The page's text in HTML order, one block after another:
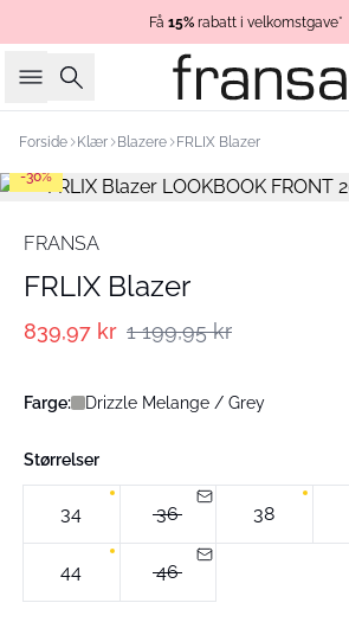
Få 15% rabatt i velkomstgave*
Søk
Forside Klær Blazere FRLIX Blazer
-30%
FRANSA
FRLIX Blazer
839,97 kr 1 199,95 kr
Farge: Drizzle Melange / Grey
Størrelser
34 36 38
44 46